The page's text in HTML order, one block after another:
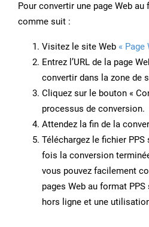
Pour convertir une page Web au
comme suit :
Visitez le site Web « Page
Entrez l’URL de la page
convertir dans la zone de
Cliquez sur le bouton «
processus de conversion.
Attendez la fin de la
Téléchargez le fichier
fois la conversion
vous pouvez facilement
pages Web au format
hors ligne et une